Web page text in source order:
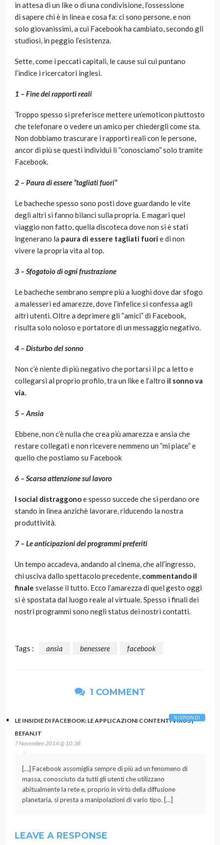
in attesa di un like o di una condivisione, l’ossessione
di sapere chi è in linea e cosa fa: ci sono persone, e non
solo giovanissimi, a cui Facebook ha cambiato, secondo gli
studiosi, in peggio l’esistenza.
Sette, come i peccati capitali, le cause sui cui puntano
l’indice i ricercatori inglesi.
1 – Fine dei rapporti reali
Troppo spesso si preferisce mettere un’emoticon piuttosto
che telefonare o vedere un amico per chiedergli come sta.
Non dobbiamo trascurare i rapporti reali con le persone,
ancor di più se questi individui li “conosciamo” solo tramite
Facebook.
2 – Paura di essere ”tagliati fuori”
Le bacheche spesso sono posti dove guardando le vite
degli altri si fanno bilanci sulla propria. E magari quel
viaggio non fatto, quella discoteca dove non si è stati
ingenerano la paura di essere tagliati fuorie di non
vivere la propria vita al top.
3 – Sfogatoio di ogni frustrazione
Le bacheche sembrano sempre più a luoghi dove dar sfogo
a malesseri ed amarezze, dove l’infelice si confessa agli
altri utenti. Oltre a deprimere gli “amici” di Facebook,
risulta solo noioso e portatore di un messaggio negativo.
4 – Disturbo del sonno
Non c’è niente di più negativo che portarsi il pc a letto e
collegarsi al proprio profilo, tra un like e l’altro il sonno va
via.
5 – Ansia
Ebbene, non c’è nulla che crea più amarezza e ansia che
restare collegati e non ricevere nemmeno un ”mi piace” e
quello che postiamo su Facebook
6 – Scarsa attenzione sul lavoro
I social distraggonoe spesso succede che si perdano ore
stando in linea anzichè lavorare, riducendo la nostra
produttività.
7 – Le anticipazioni dei programmi preferiti
Un tempo accadeva, andando al cinema, che all’ingresso,
chi usciva dallo spettacolo precedente, commentando il
finale svelasse il tutto. Ecco l’amarezza di quel gesto oggi
si è spostata dal luogo reale al virtuale. Spesso i finali dei
nostri programmi sono negli status dei nostri contatti.
Tags : ansia benessere facebook
1 COMMENT
LE INSIDIE DI FACEBOOK: LE APPLICAZIONI CONTENTI VIRUS |
BEFAN.IT
7 Novembre 2014 @ 10:38
[…] Facebook assomiglia sempre di più ad un fenomeno di
massa, conosciuto da tutti gli utenti che utilizzano
abitualmente la rete e, proprio in virtù della diffusione
planetaria, si presta a manipolazioni di vario tipo. […]
RISPONDI
LEAVE A RESPONSE